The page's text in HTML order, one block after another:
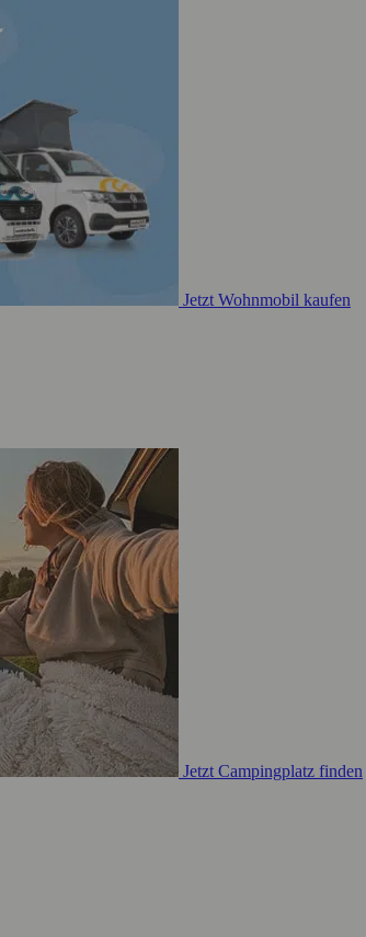
Jetzt Wohnmobil kaufen
Jetzt Campingplatz finden